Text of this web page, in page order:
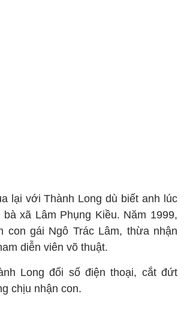
lại với Thành Long dù biết anh lúc
xã Lâm Phụng Kiều. Năm 1999,
con gái Ngô Trác Lâm, thừa nhận
diễn viên võ thuật.
Long đổi số điện thoại, cắt đứt
chịu nhận con.